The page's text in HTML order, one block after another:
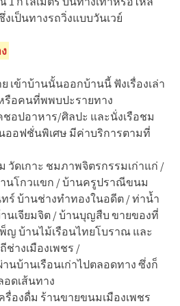
เป็นทางรถวิ่งแบบวันเวย์
เข้าบ้านนั้นออกบ้านนี้ ฟังเรื่องเล่า
รือคนที่พพบปะรายทาง
ชอปอาหาร/ศิลปะ และนั่งเรือชม
ออฟชั่นพิเศษ มีค่าบริการตามที่
วัดเกาะ ชมภาพจิตรกรรมเก่าแก่ /
นโกวแขก / บ้านครูปราณีขนม
ร์ บ้านช่างทำทองในอดีต / ท่าน้ำ
นเจียมจิต / บ้านบุญสืบ ขายของที่
ญ บ้านไม้เรือนไทยโบราณ และ
างเมืองเพชร /
นบ้านเรือนเก่าไปตลอดทาง ซึ่งก็
อดเส้นทาง
รื่องดื่ม ร้านขายขนมเมืองเพชร